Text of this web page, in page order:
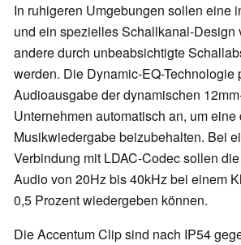
In ruhigeren Umgebungen sollen eine
und ein spezielles Schallkanal-Design
andere durch unbeabsichtigte
werden. Die Dynamic-EQ-Technologie
Audioausgabe der dynamischen
Unternehmen automatisch an, um
Musikwiedergabe beizubehalten. Bei
Verbindung mit LDAC-Codec sollen
Audio von 20Hz bis 40kHz bei einem
0,5 Prozent wiedergeben können.
Die Accentum Clip sind nach IP54